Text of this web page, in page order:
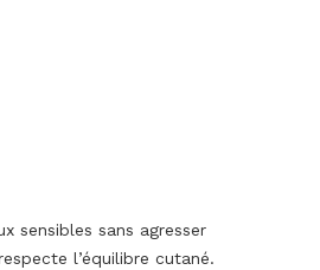
sensibles sans agresser
l’équilibre cutané.